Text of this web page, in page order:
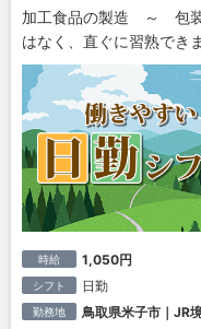
加工食品の製造 ～ 包装
はなく、直ぐに習熟できま
時給 1,050円
シフト 日勤
勤務地 鳥取県米子市｜JR